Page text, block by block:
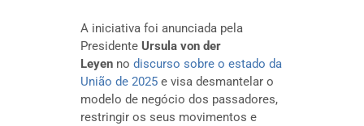
A iniciativa foi anunciada pela
Presidente Ursula von der
Leyenno discurso sobre o estado da
União de 2025e visa desmantelar o
modelo de negócio dos passadores,
restringir os seus movimentos e